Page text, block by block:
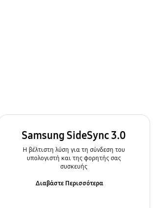
Samsung SideSync 3.0
Η βέλτιστη λύση για τη σύνδεση του
υπολογιστή και της φορητής σας
συσκευής
Διαβάστε Περισσότερα